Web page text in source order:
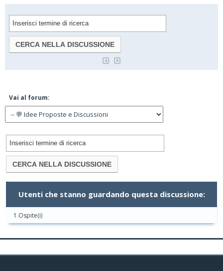
Vai al forum:
Utenti che stanno guardando questa discussione:
1 Ospite(i)